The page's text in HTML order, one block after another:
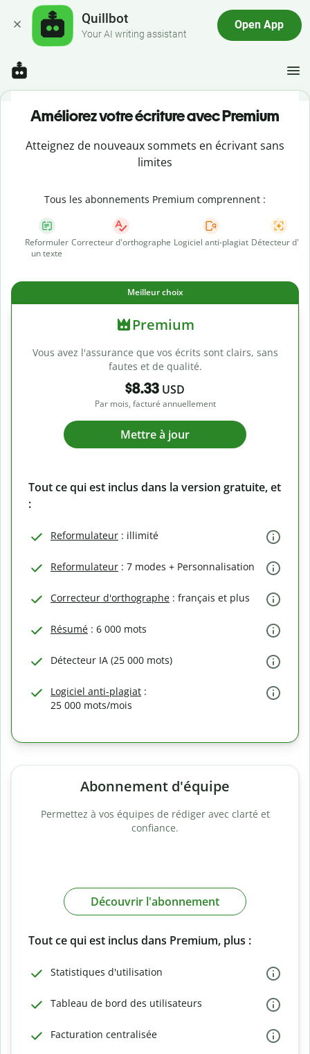
Quillbot
Your AI writing assistant
Open App
Améliorez votre écriture avec Premium
Atteignez de nouveaux sommets en écrivant sans
limites
Tous les abonnements Premium comprennent :
Reformuler
un texte
Correcteur d'orthographe Logiciel anti-plagiat Détecteur d'IA
Meilleur choix
Premium
Vous avez l'assurance que vos écrits sont clairs, sans
fautes et de qualité.
$8.33 USD
Par mois, facturé annuellement
Mettre à jour
Tout ce qui est inclus dans la version gratuite, et
:
Reformulateur : illimité
Reformulateur : 7 modes + Personnalisation
Correcteur d'orthographe : français et plus
Résumé : 6 000 mots
Détecteur IA (25 000 mots)
Logiciel anti-plagiat :
25 000 mots/mois
Abonnement d'équipe
Permettez à vos équipes de rédiger avec clarté et
confiance.
Découvrir l'abonnement
Tout ce qui est inclus dans Premium, plus :
Statistiques d'utilisation
Tableau de bord des utilisateurs
Facturation centralisée